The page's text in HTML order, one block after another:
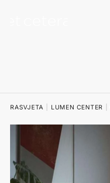
RASVJETA LUMEN CENTER